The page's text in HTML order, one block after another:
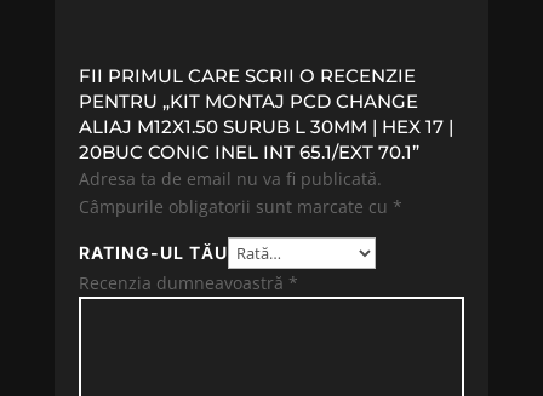
FII PRIMUL CARE SCRII O RECENZIE
PENTRU „KIT MONTAJ PCD CHANGE
ALIAJ M12X1.50 SURUB L 30MM | HEX 17 |
20BUC CONIC INEL INT 65.1/EXT 70.1”
Adresa ta de email nu va fi publicată.
Câmpurile obligatorii sunt marcate cu *
RATING-UL TĂU
Recenzia dumneavoastră *